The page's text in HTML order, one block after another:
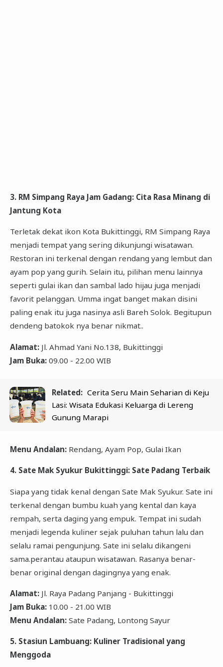
3. RM Simpang Raya Jam Gadang: Cita Rasa Minang di
Jantung Kota
Terletak dekat ikon Kota Bukittinggi, RM Simpang Raya
menjadi tempat yang sering dikunjungi wisatawan.
Restoran ini terkenal dengan rendang yang lembut dan
ayam pop yang gurih. Selain itu, pilihan menu lainnya
seperti gulai ikan dan sambal lado hijau juga menjadi
favorit pelanggan. Umma ingat banget makan disini
paling enak itu juga nasinya asli Bareh Solok. Begitupun
dendeng batokok nya benar nikmat..
Alamat:Jl. Ahmad Yani No.138, Bukittinggi
Jam Buka:09.00 - 22.00 WIB
Related: Cerita Seru Main Seharian di Keju
Lasi: Wisata Edukasi Keluarga di Lereng
Gunung Marapi
Menu Andalan:Rendang, Ayam Pop, Gulai Ikan
4. Sate Mak Syukur Bukittinggi: Sate Padang Terbaik
Siapa yang tidak kenal dengan Sate Mak Syukur. Sate ini
terkenal dengan bumbu kuah yang kental dan kaya
rempah, serta daging yang empuk. Tempat ini sudah
menjadi legenda kuliner sejak puluhan tahun lalu dan
selalu ramai pengunjung. Sate ini selalu dikangeni
sama.perantau ataupun wisatawan. Rasanya benar-
benar original dengan dagingnya yang enak.
Alamat:Jl. Raya Padang Panjang - Bukittinggi
Jam Buka:10.00 - 21.00 WIB
Menu Andalan:Sate Padang, Lontong Sayur
5. Stasiun Lambuang: Kuliner Tradisional yang
Menggoda